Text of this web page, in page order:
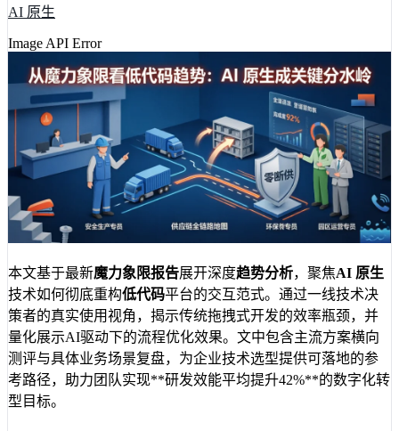
AI 原生
Image API Error
本文基于最新魔力象限报告展开深度趋势分析，聚焦AI 原生
技术如何彻底重构低代码平台的交互范式。通过一线技术决
策者的真实使用视角，揭示传统拖拽式开发的效率瓶颈，并
量化展示AI驱动下的流程优化效果。文中包含主流方案横向
测评与具体业务场景复盘，为企业技术选型提供可落地的参
考路径，助力团队实现**研发效能平均提升42%**的数字化转
型目标。